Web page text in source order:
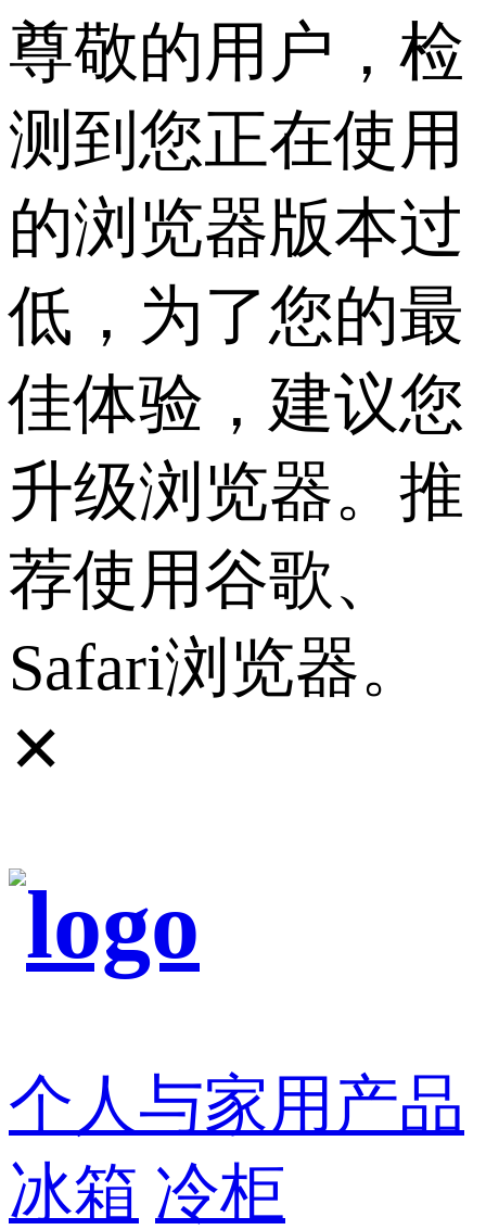
尊敬的用户，检
测到您正在使用
的浏览器版本过
低，为了您的最
佳体验，建议您
升级浏览器。推
荐使用谷歌、
Safari浏览器。
✕
个人与家用产品
冰箱 冷柜